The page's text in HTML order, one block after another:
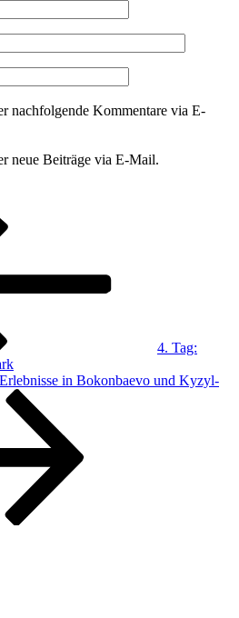
nachfolgende Kommentare via E-
neue Beiträge via E-Mail.
4. Tag:
in Bokonbaevo und Kyzyl-